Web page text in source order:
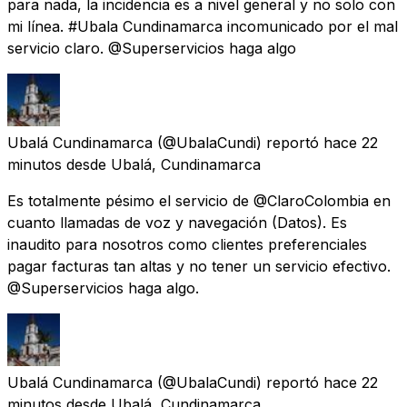
para nada, la incidencia es a nivel general y no solo con
mi línea. #Ubala Cundinamarca incomunicado por el mal
servicio claro. @Superservicios haga algo
Ubalá Cundinamarca (@UbalaCundi) reportó hace 22
minutos desde Ubalá, Cundinamarca
Es totalmente pésimo el servicio de @ClaroColombia en
cuanto llamadas de voz y navegación (Datos). Es
inaudito para nosotros como clientes preferenciales
pagar facturas tan altas y no tener un servicio efectivo.
@Superservicios haga algo.
Ubalá Cundinamarca (@UbalaCundi) reportó hace 22